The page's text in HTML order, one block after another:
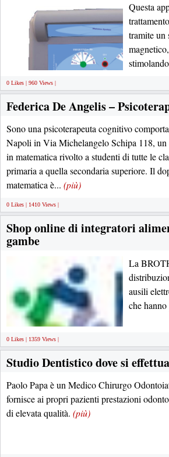
Questa
tramite un
0 Likes | 960 Views |
Federica De Angelis –
Sono una psicoterapeuta cognitivo
Napoli in Via Michelangelo Schipa 118, un
in matematica rivolto a studenti di tutte le
primaria a quella secondaria superiore. Il
matematica è... (più)
0 Likes | 1410 Views |
Shop online di integratori
gambe
La
ausili
che
0 Likes | 1359 Views |
Studio Dentistico dove si
Paolo Papa è un Medico Chirurgo
fornisce ai propri pazienti prestazioni
di elevata qualità. (più)